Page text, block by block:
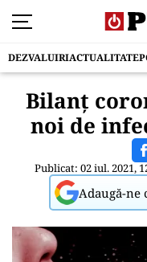
DEZVALUIRIACTUALITATE
Bilanț
noi de
Publicat: 02 iul. 2021,
Adaugă-ne